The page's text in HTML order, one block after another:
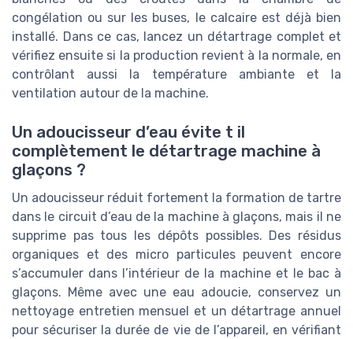
congélation ou sur les buses, le calcaire est déjà bien
installé. Dans ce cas, lancez un détartrage complet et
vérifiez ensuite si la production revient à la normale, en
contrôlant aussi la température ambiante et la
ventilation autour de la machine.
Un adoucisseur d’eau évite t il
complètement le détartrage machine à
glaçons ?
Un adoucisseur réduit fortement la formation de tartre
dans le circuit d’eau de la machine à glaçons, mais il ne
supprime pas tous les dépôts possibles. Des résidus
organiques et des micro particules peuvent encore
s’accumuler dans l’intérieur de la machine et le bac à
glaçons. Même avec une eau adoucie, conservez un
nettoyage entretien mensuel et un détartrage annuel
pour sécuriser la durée de vie de l’appareil, en vérifiant